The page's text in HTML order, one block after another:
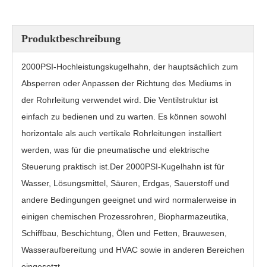
Kugelhahn-Schweißmuffe PQ6C1F 3PC Kugelhahn Q11F
Produktbeschreibung
2000PSI-Hochleistungskugelhahn, der hauptsächlich zum
Absperren oder Anpassen der Richtung des Mediums in
der Rohrleitung verwendet wird. Die Ventilstruktur ist
einfach zu bedienen und zu warten. Es können sowohl
horizontale als auch vertikale Rohrleitungen installiert
werden, was für die pneumatische und elektrische
Steuerung praktisch ist.Der 2000PSI-Kugelhahn ist für
Wasser, Lösungsmittel, Säuren, Erdgas, Sauerstoff und
andere Bedingungen geeignet und wird normalerweise in
einigen chemischen Prozessrohren, Biopharmazeutika,
Schiffbau, Beschichtung, Ölen und Fetten, Brauwesen,
Wasseraufbereitung und HVAC sowie in anderen Bereichen